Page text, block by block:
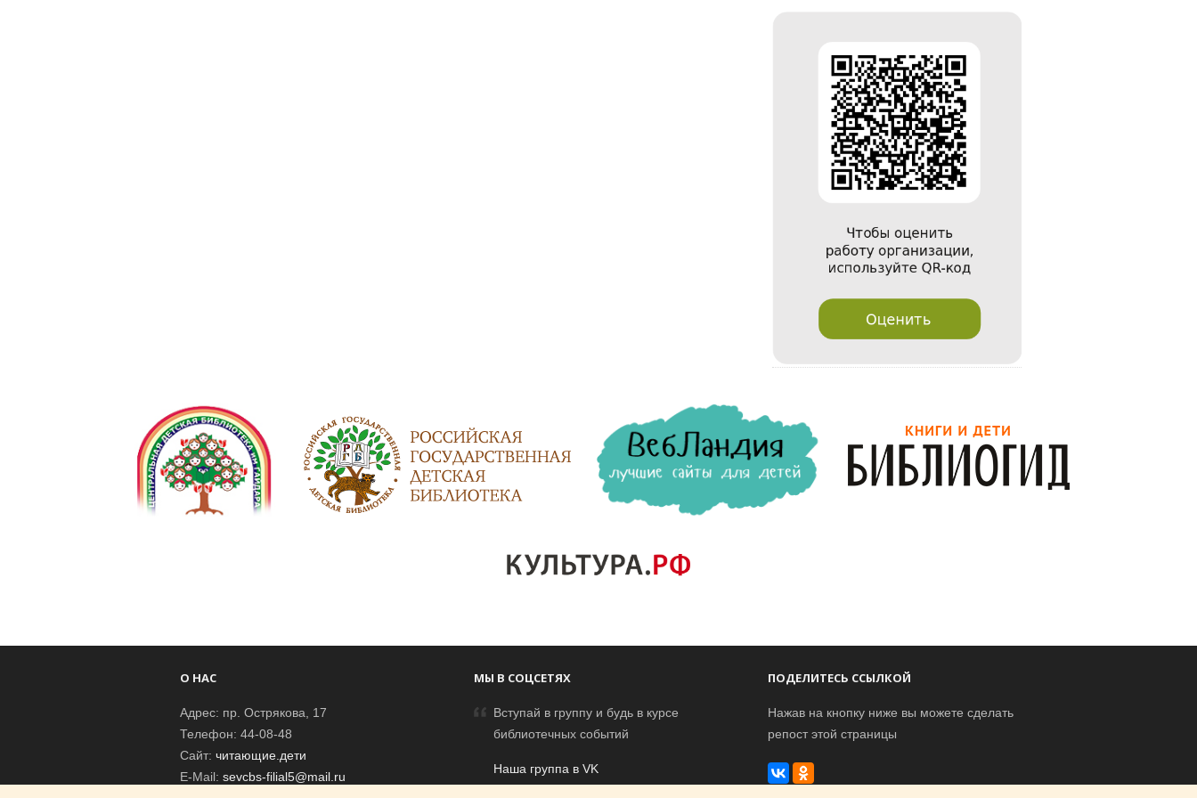
О НАС
Адрес: пр. Острякова, 17
Телефон: 44-08-48
Сайт: читающие.дети
E-Mail: sevcbs-filial5@mail.ru
МЫ В СОЦСЕТЯХ
Вступай в группу и будь в курсе
библиотечных событий
Наша группа в VK
ПОДЕЛИТЕСЬ ССЫЛКОЙ
Нажав на кнопку ниже вы можете сделать
репост этой страницы